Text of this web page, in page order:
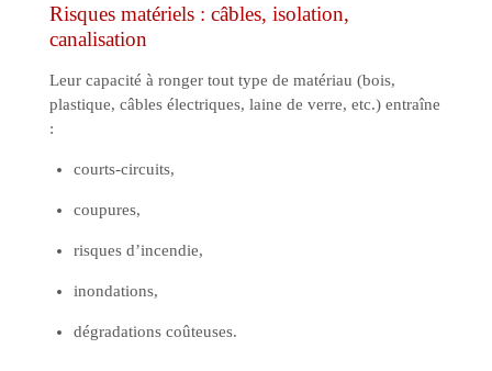
Risques matériels : câbles, isolation,
canalisation
Leur capacité à ronger tout type de matériau (bois,
plastique, câbles électriques, laine de verre, etc.) entraîne
:
courts-circuits,
coupures,
risques d’incendie,
inondations,
dégradations coûteuses.